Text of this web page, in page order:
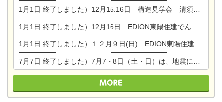
1月1日 終了しました）12月15.16日 構造見学会 清須市西枇杷島町弁天
1月1日 終了しました）12月16日 EDION東陽住建でんき OPEN第二弾イベント！！
1月1日 終了しました）１２月９日(日) EDION東陽住建でんき館プレＯＰＥＮ！＆家の修理まつり
7月7日 終了しました）7月7・8日（土・日）は、地震に強くて安心！暮らしを楽しむ東濃ひのきの平屋の家体験見学会を開催します。ぜひお越しください。